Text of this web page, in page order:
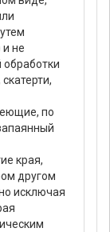
не
по
края,
другом
исключая